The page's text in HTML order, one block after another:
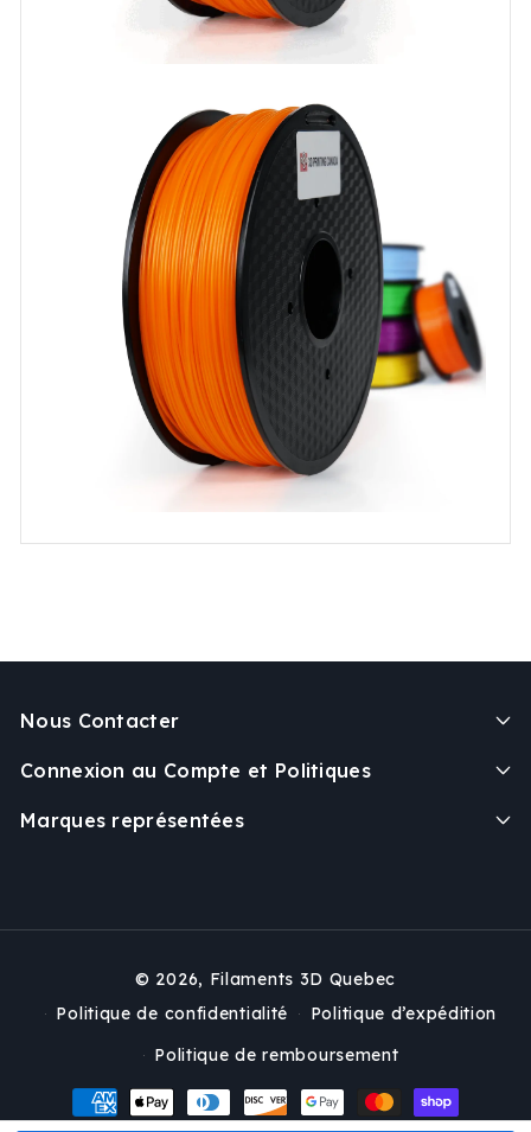
Nous Contacter
Connexion au Compte et Politiques
Marques représentées
© 2026, Filaments 3D Quebec
Politique de confidentialité
Politique d’expédition
Politique de remboursement
Moyens
de